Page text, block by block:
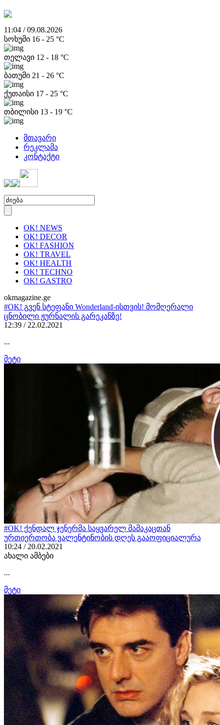
11:04 / 09.08.2026
სოხუმი 16 - 25 °C
თელავი 12 - 18 °C
ბათუმი 21 - 26 °C
ქუთაისი 17 - 25 °C
თბილისი 13 - 19 °C
მთავარი
რეკლამა
კონტაქტი
OK! NEWS
OK! DECOR
OK! FASHION
OK! TRAVEL
OK! HEALTH
OK! TECHNO
OK! GASTRO
okmagazine.ge
#OK! გვენ სტეფანი Wonderland-ისთვის! მომღერალი
ცნობილი ჟურნალის გარეკანზე!
12:39 / 22.02.2021
...
მეტი
#OK! ქენდალ ჯენერმა საყვარელ მამაკაცთან
ურთიერთობა ვალენტინობის დღეს გააოფიციალურა
10:24 / 20.02.2021
ახალი ამბები
...
მეტი